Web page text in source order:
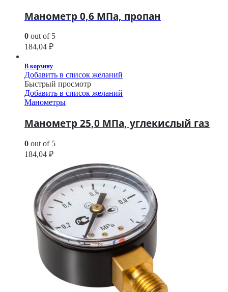
Манометр 0,6 МПа, пропан
0 out of 5
184,04 ₽
В корзину
Добавить в список желаний
Быстрый просмотр
Добавить в список желаний
Манометры
Манометр 25,0 МПа, углекислый газ
0 out of 5
184,04 ₽